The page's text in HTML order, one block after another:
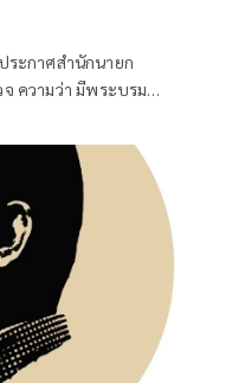
ระกาศสำนักนายก
จ ความว่า มีพระบรม